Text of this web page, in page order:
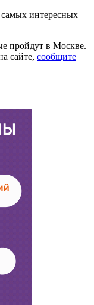
интересных
пройдут в Москве.
сайте, сообщите